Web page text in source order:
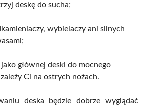
deskę do sucha;
wybielaczy ani silnych
głównej deski do mocnego
Ci na ostrych nożach.
deska będzie dobrze wyglądać